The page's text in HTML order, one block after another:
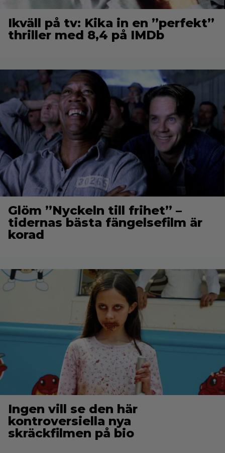
Ikväll på tv: Kika in en ”perfekt”
thriller med 8,4 på IMDb
Glöm ”Nyckeln till frihet” –
tidernas bästa fängelsefilm är
korad
Ingen vill se den här
kontroversiella nya
skräckfilmen på bio